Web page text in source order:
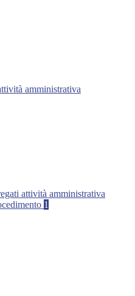
amministrativa
attività amministrativa
1